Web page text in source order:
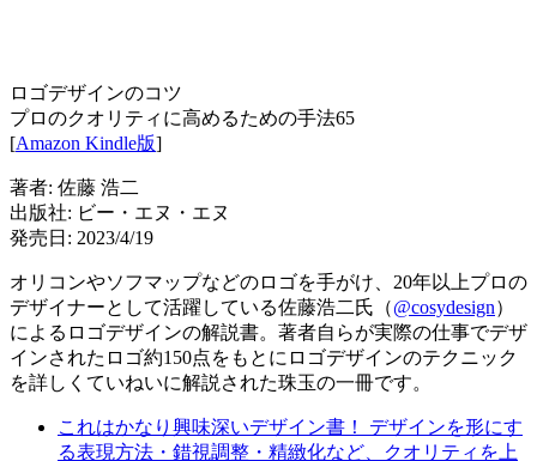
ロゴデザインのコツ
プロのクオリティに高めるための手法65
[Amazon Kindle版]
著者: 佐藤 浩二
出版社: ビー・エヌ・エヌ
発売日: 2023/4/19
オリコンやソフマップなどのロゴを手がけ、20年以上プロの
デザイナーとして活躍している佐藤浩二氏（@cosydesign）
によるロゴデザインの解説書。著者自らが実際の仕事でデザ
インされたロゴ約150点をもとにロゴデザインのテクニック
を詳しくていねいに解説された珠玉の一冊です。
これはかなり興味深いデザイン書！ デザインを形にす
る表現方法・錯視調整・精緻化など、クオリティを上